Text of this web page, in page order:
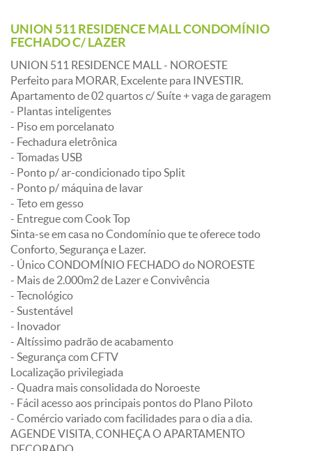
UNION 511 RESIDENCE MALL CONDOMÍNIO
FECHADO C/ LAZER
UNION 511 RESIDENCE MALL - NOROESTE
Perfeito para MORAR, Excelente para INVESTIR.
Apartamento de 02 quartos c/ Suíte + vaga de garagem
- Plantas inteligentes
- Piso em porcelanato
- Fechadura eletrônica
- Tomadas USB
- Ponto p/ ar-condicionado tipo Split
- Ponto p/ máquina de lavar
- Teto em gesso
- Entregue com Cook Top
Sinta-se em casa no Condomínio que te oferece todo
Conforto, Segurança e Lazer.
- Único CONDOMÍNIO FECHADO do NOROESTE
- Mais de 2.000m2 de Lazer e Convivência
- Tecnológico
- Sustentável
- Inovador
- Altíssimo padrão de acabamento
- Segurança com CFTV
Localização privilegiada
- Quadra mais consolidada do Noroeste
- Fácil acesso aos principais pontos do Plano Piloto
- Comércio variado com facilidades para o dia a dia.
AGENDE VISITA, CONHEÇA O APARTAMENTO